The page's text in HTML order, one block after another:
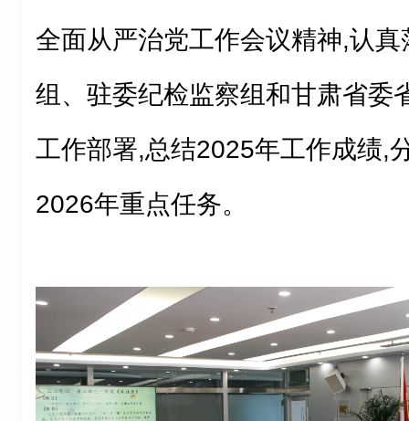
全面从严治党工作会议精神,认
组、驻委纪检监察组和甘肃省委
工作部署,总结2025年工作成绩,
2026年重点任务。